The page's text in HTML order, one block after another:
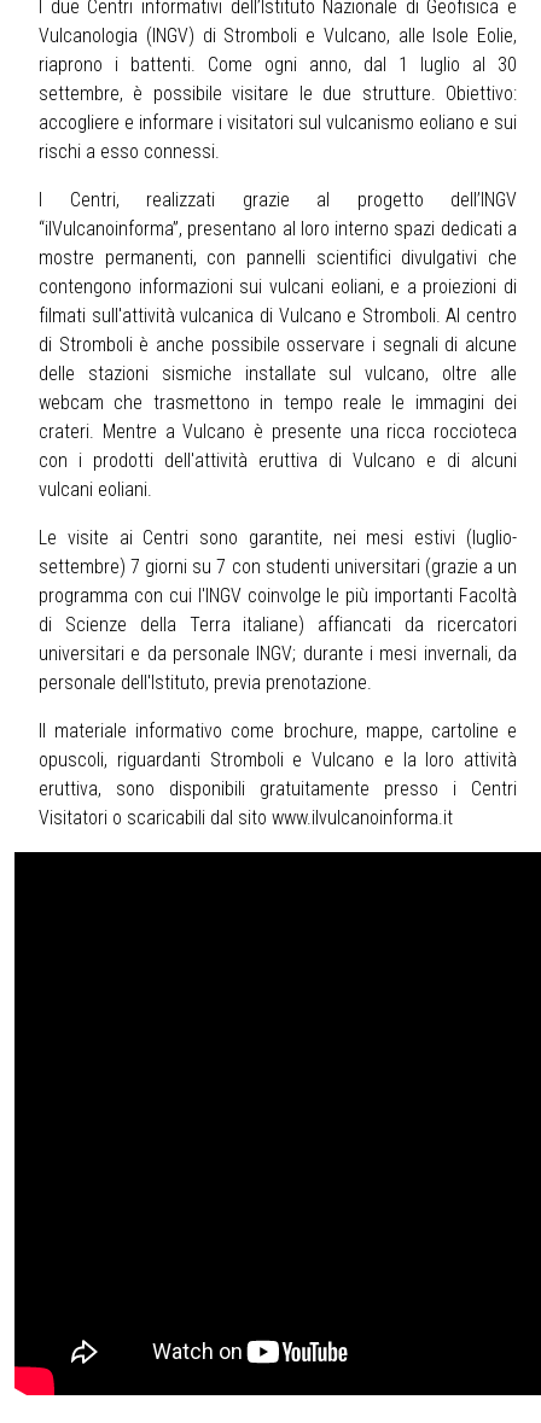
I due Centri informativi dell’Istituto Nazionale di Geofisica e
Vulcanologia (INGV) di Stromboli e Vulcano, alle Isole Eolie,
riaprono i battenti. Come ogni anno, dal 1 luglio al 30
settembre, è possibile visitare le due strutture. Obiettivo:
accogliere e informare i visitatori sul vulcanismo eoliano e sui
rischi a esso connessi.
I Centri, realizzati grazie al progetto dell’INGV
“ilVulcanoinforma”, presentano al loro interno spazi dedicati a
mostre permanenti, con pannelli scientifici divulgativi che
contengono informazioni sui vulcani eoliani, e a proiezioni di
filmati sull'attività vulcanica di Vulcano e Stromboli. Al centro
di Stromboli è anche possibile osservare i segnali di alcune
delle stazioni sismiche installate sul vulcano, oltre alle
webcam che trasmettono in tempo reale le immagini dei
crateri. Mentre a Vulcano è presente una ricca roccioteca
con i prodotti dell'attività eruttiva di Vulcano e di alcuni
vulcani eoliani.
Le visite ai Centri sono garantite, nei mesi estivi (luglio-
settembre) 7 giorni su 7 con studenti universitari (grazie a un
programma con cui l'INGV coinvolge le più importanti Facoltà
di Scienze della Terra italiane) affiancati da ricercatori
universitari e da personale INGV; durante i mesi invernali, da
personale dell'Istituto, previa prenotazione.
Il materiale informativo come brochure, mappe, cartoline e
opuscoli, riguardanti Stromboli e Vulcano e la loro attività
eruttiva, sono disponibili gratuitamente presso i Centri
Visitatori o scaricabili dal sito www.ilvulcanoinforma.it